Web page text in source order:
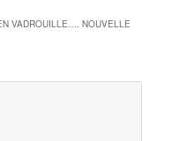
VADROUILLE…. NOUVELLE